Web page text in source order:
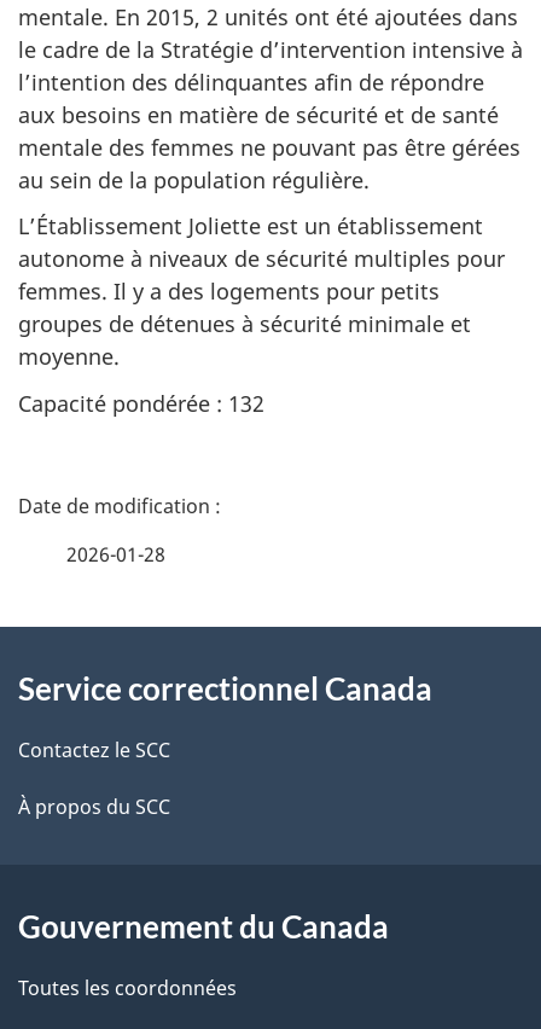
mentale. En 2015, 2 unités ont été ajoutées dans
le cadre de la Stratégie d’intervention intensive à
l’intention des délinquantes afin de répondre
aux besoins en matière de sécurité et de santé
mentale des femmes ne pouvant pas être gérées
au sein de la population régulière.
L’Établissement Joliette est un établissement
autonome à niveaux de sécurité multiples pour
femmes. Il y a des logements pour petits
groupes de détenues à sécurité minimale et
moyenne.
Capacité pondérée : 132
D
i
l
s
e
2026-01-28
propos
de
ce
Service correctionnel Canada
Contactez le SCC
À propos du SCC
Gouvernement du Canada
Toutes les coordonnées